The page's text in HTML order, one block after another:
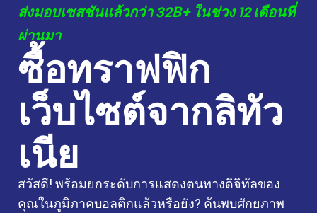
ส่งมอบเซสชันแล้วกว่า 32B+ ในช่วง 12 เดือนที่
ผ่านมา
ซื้อทราฟฟิก
เว็บไซต์จากลิทัว
เนีย
สวัสดี! พร้อมยกระดับการแสดงตนทางดิจิทัลของ
คุณในภูมิภาคบอลติกแล้วหรือยัง? ค้นพบศักยภาพ